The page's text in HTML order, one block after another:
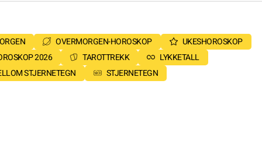
OVERMORGEN-HOROSKOP
UKESHOROSKOP
2026
TAROTTREKK
LYKKETALL
STJERNETEGN
STJERNETEGN